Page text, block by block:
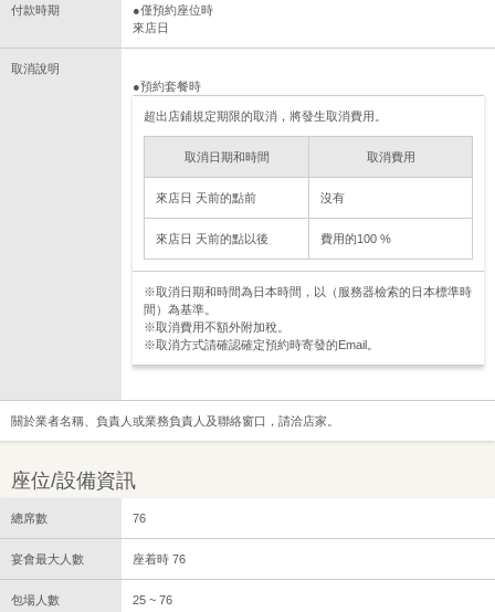
付款時期
●僅預約座位時
來店日
取消說明
●預約套餐時
超出店鋪規定期限的取消，將發生取消費用。
取消日期和時間 取消費用
來店日 天前的點前 沒有
來店日 天前的點以後 費用的100 %
※取消日期和時間為日本時間，以（服務器檢索的日本標準時
間）為基準。
※取消費用不額外附加稅。
※取消方式請確認確定預約時寄發的Email。
關於業者名稱、負責人或業務負責人及聯絡窗口，請洽店家。
座位/設備資訊
總席數 76
宴會最大人數 座着時 76
包場人數 25 ~ 76